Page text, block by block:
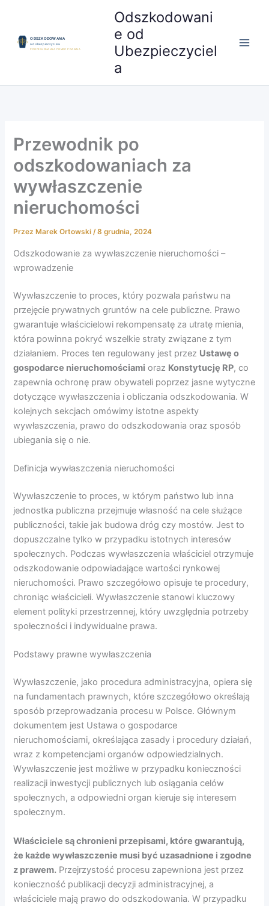
treści
Odszkodowani
e od
Ubezpieczyciel
a
Przewodnik po
odszkodowaniach za
wywłaszczenie
nieruchomości
Przez Marek Ortowski/8 grudnia, 2024
Odszkodowanie za wywłaszczenie nieruchomości –
wprowadzenie
Wywłaszczenie to proces, który pozwala państwu na
przejęcie prywatnych gruntów na cele publiczne. Prawo
gwarantuje właścicielowi rekompensatę za utratę mienia,
która powinna pokryć wszelkie straty związane z tym
działaniem. Proces ten regulowany jest przez Ustawę o
gospodarce nieruchomościami oraz Konstytucję RP, co
zapewnia ochronę praw obywateli poprzez jasne wytyczne
dotyczące wywłaszczenia i obliczania odszkodowania. W
kolejnych sekcjach omówimy istotne aspekty
wywłaszczenia, prawo do odszkodowania oraz sposób
ubiegania się o nie.
Definicja wywłaszczenia nieruchomości
Wywłaszczenie to proces, w którym państwo lub inna
jednostka publiczna przejmuje własność na cele służące
publiczności, takie jak budowa dróg czy mostów. Jest to
dopuszczalne tylko w przypadku istotnych interesów
społecznych. Podczas wywłaszczenia właściciel otrzymuje
odszkodowanie odpowiadające wartości rynkowej
nieruchomości. Prawo szczegółowo opisuje te procedury,
chroniąc właścicieli. Wywłaszczenie stanowi kluczowy
element polityki przestrzennej, który uwzględnia potrzeby
społeczności i indywidualne prawa.
Podstawy prawne wywłaszczenia
Wywłaszczenie, jako procedura administracyjna, opiera się
na fundamentach prawnych, które szczegółowo określają
sposób przeprowadzania procesu w Polsce. Głównym
dokumentem jest Ustawa o gospodarce
nieruchomościami, określająca zasady i procedury działań,
wraz z kompetencjami organów odpowiedzialnych.
Wywłaszczenie jest możliwe w przypadku konieczności
realizacji inwestycji publicznych lub osiągania celów
społecznych, a odpowiedni organ kieruje się interesem
społecznym.
Właściciele są chronieni przepisami, które gwarantują,
że każde wywłaszczenie musi być uzasadnione i zgodne
z prawem. Przejrzystość procesu zapewniona jest przez
konieczność publikacji decyzji administracyjnej, a
właściciele mają prawo do odszkodowania. W przypadku